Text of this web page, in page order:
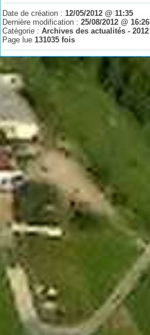
Date de création :12/05/2012 @ 11:35
Dernière modification :25/08/2012 @ 16:26
Catégorie :Archives des actualités - 2012
Page lue131035 fois